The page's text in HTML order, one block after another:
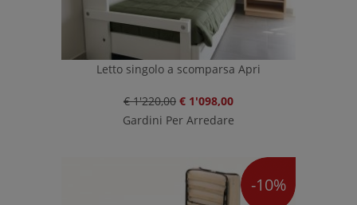
Letto singolo a scomparsa Apri
€ 1'220,00 € 1'098,00
Gardini Per Arredare
-10%